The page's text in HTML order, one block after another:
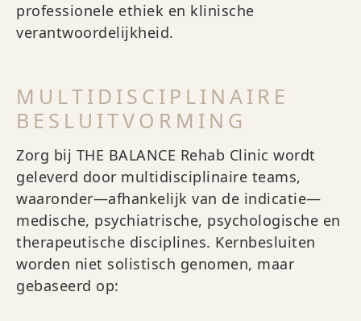
professionele ethiek en klinische
verantwoordelijkheid.
MULTIDISCIPLINAIRE
BESLUITVORMING
Zorg bij THE BALANCE Rehab Clinic wordt
geleverd door multidisciplinaire teams,
waaronder—afhankelijk van de indicatie—
medische, psychiatrische, psychologische en
therapeutische disciplines. Kernbesluiten
worden niet solistisch genomen, maar
gebaseerd op: